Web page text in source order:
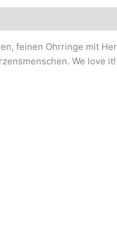
feinen Ohrringe mit
We love it!